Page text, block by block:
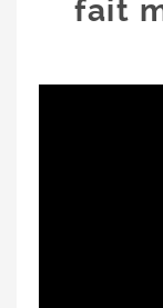
fait